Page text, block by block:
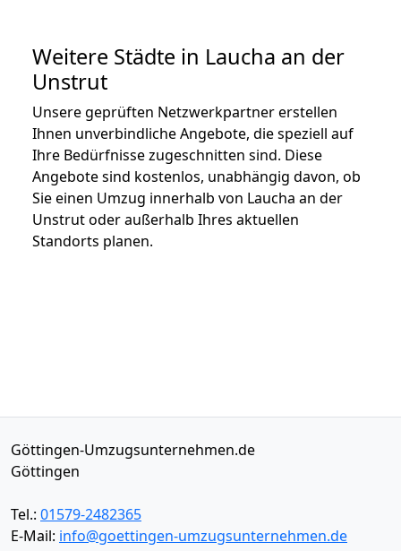
Weitere Städte in Laucha an der
Unstrut
Unsere geprüften Netzwerkpartner erstellen
Ihnen unverbindliche Angebote, die speziell auf
Ihre Bedürfnisse zugeschnitten sind. Diese
Angebote sind kostenlos, unabhängig davon, ob
Sie einen Umzug innerhalb von Laucha an der
Unstrut oder außerhalb Ihres aktuellen
Standorts planen.
Göttingen-Umzugsunternehmen.de
Göttingen
Tel.: 01579-2482365
E-Mail: info@goettingen-umzugsunternehmen.de